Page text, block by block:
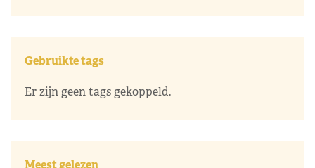
Gebruikte tags
Er zijn geen tags gekoppeld.
Meest gelezen